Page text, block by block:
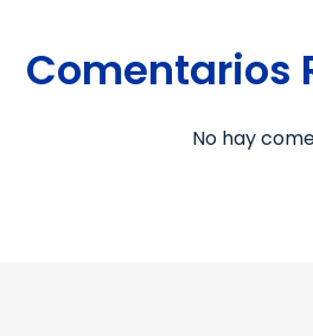
Comentarios
No hay